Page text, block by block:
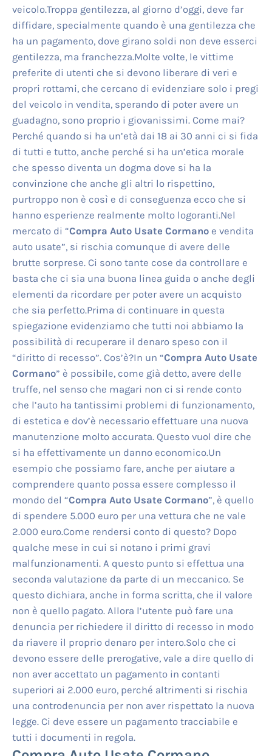
veicolo.Troppa gentilezza, al giorno d’oggi, deve far
diffidare, specialmente quando è una gentilezza che
ha un pagamento, dove girano soldi non deve esserci
gentilezza, ma franchezza.Molte volte, le vittime
preferite di utenti che si devono liberare di veri e
propri rottami, che cercano di evidenziare solo i pregi
del veicolo in vendita, sperando di poter avere un
guadagno, sono proprio i giovanissimi. Come mai?
Perché quando si ha un’età dai 18 ai 30 anni ci si fida
di tutti e tutto, anche perché si ha un’etica morale
che spesso diventa un dogma dove si ha la
convinzione che anche gli altri lo rispettino,
purtroppo non è così e di conseguenza ecco che si
hanno esperienze realmente molto logoranti.Nel
mercato di “Compra Auto Usate Cormanoe vendita
auto usate”, si rischia comunque di avere delle
brutte sorprese. Ci sono tante cose da controllare e
basta che ci sia una buona linea guida o anche degli
elementi da ricordare per poter avere un acquisto
che sia perfetto.Prima di continuare in questa
spiegazione evidenziamo che tutti noi abbiamo la
possibilità di recuperare il denaro speso con il
“diritto di recesso”. Cos’è?In un “Compra Auto Usate
Cormano” è possibile, come già detto, avere delle
truffe, nel senso che magari non ci si rende conto
che l’auto ha tantissimi problemi di funzionamento,
di estetica e dov’è necessario effettuare una nuova
manutenzione molto accurata. Questo vuol dire che
si ha effettivamente un danno economico.Un
esempio che possiamo fare, anche per aiutare a
comprendere quanto possa essere complesso il
mondo del “Compra Auto Usate Cormano”, è quello
di spendere 5.000 euro per una vettura che ne vale
2.000 euro.Come rendersi conto di questo? Dopo
qualche mese in cui si notano i primi gravi
malfunzionamenti. A questo punto si effettua una
seconda valutazione da parte di un meccanico. Se
questo dichiara, anche in forma scritta, che il valore
non è quello pagato. Allora l’utente può fare una
denuncia per richiedere il diritto di recesso in modo
da riavere il proprio denaro per intero.Solo che ci
devono essere delle prerogative, vale a dire quello di
non aver accettato un pagamento in contanti
superiori ai 2.000 euro, perché altrimenti si rischia
una controdenuncia per non aver rispettato la nuova
legge. Ci deve essere un pagamento tracciabile e
tutti i documenti in regola.